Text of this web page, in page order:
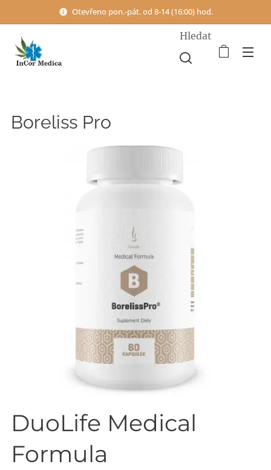
Otevřeno pon.-pát. od 8-14 (16:00) hod.
Hledat
Boreliss Pro
DuoLife Medical
Formula